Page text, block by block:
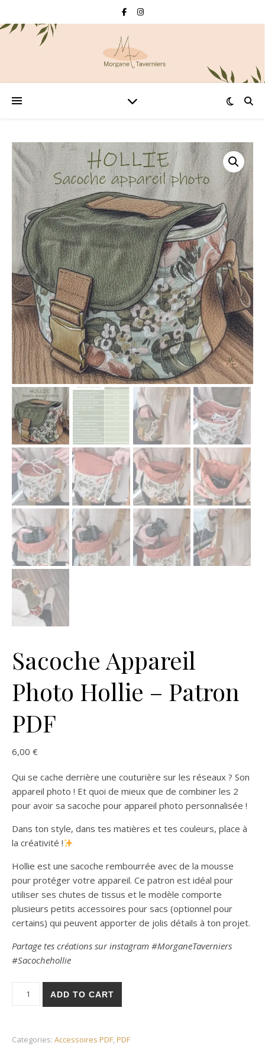
Sacoche Appareil
Photo Hollie – Patron
PDF
6,00 €
Qui se cache derrière une couturière sur les réseaux ? Son
appareil photo ! Et quoi de mieux que de combiner les 2
pour avoir sa sacoche pour appareil photo personnalisée !
Dans ton style, dans tes matières et tes couleurs, place à
la créativité !
Hollie est une sacoche rembourrée avec de la mousse
pour protéger votre appareil. Ce patron est idéal pour
utiliser ses chutes de tissus et le modèle comporte
plusieurs petits accessoires pour sacs (optionnel pour
certains) qui peuvent apporter de jolis détails à ton projet.
Partage tes créations sur instagram #MorganeTaverniers
#Sacochehollie
Sacoche Appareil Photo Hollie - Patron PDF quantity
ADD TO CART
Categories: Accessoires PDF,PDF